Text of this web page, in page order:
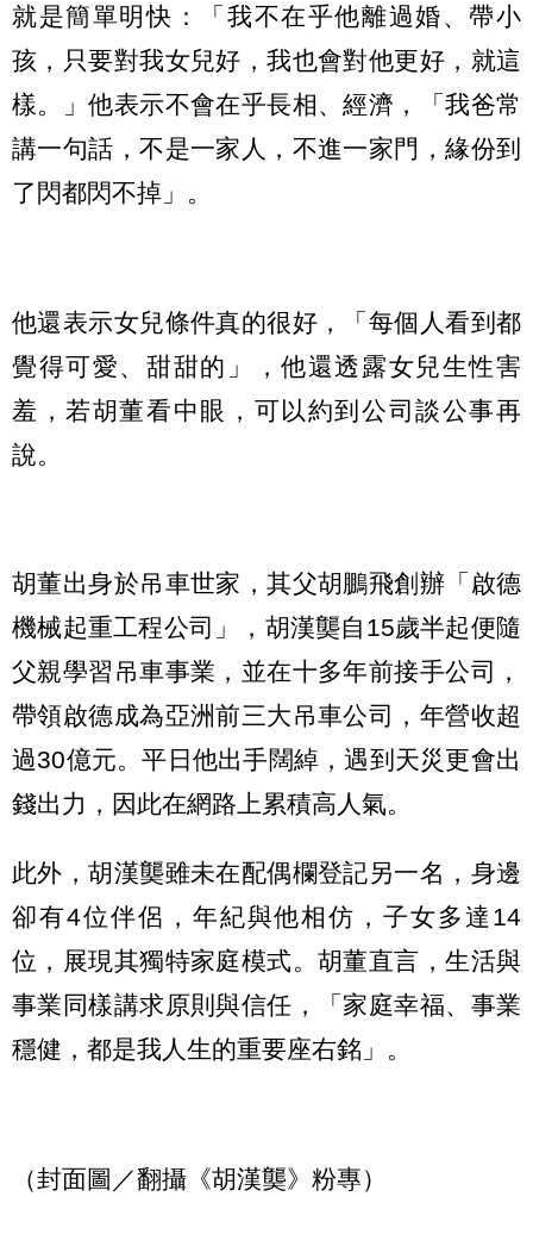
就是簡單明快：「我不在乎他離過婚、帶小
孩，只要對我女兒好，我也會對他更好，就這
樣。」他表示不會在乎長相、經濟，「我爸常
講一句話，不是一家人，不進一家門，緣份到
了閃都閃不掉」。
他還表示女兒條件真的很好，「每個人看到都
覺得可愛、甜甜的」，他還透露女兒生性害
羞，若胡董看中眼，可以約到公司談公事再
說。
胡董出身於吊車世家，其父胡鵬飛創辦「啟德
機械起重工程公司」，胡漢龑自15歲半起便隨
父親學習吊車事業，並在十多年前接手公司，
帶領啟德成為亞洲前三大吊車公司，年營收超
過30億元。平日他出手闊綽，遇到天災更會出
錢出力，因此在網路上累積高人氣。
此外，胡漢龑雖未在配偶欄登記另一名，身邊
卻有4位伴侶，年紀與他相仿，子女多達14
位，展現其獨特家庭模式。胡董直言，生活與
事業同樣講求原則與信任，「家庭幸福、事業
穩健，都是我人生的重要座右銘」。
（封面圖／翻攝《胡漢龑》粉專）